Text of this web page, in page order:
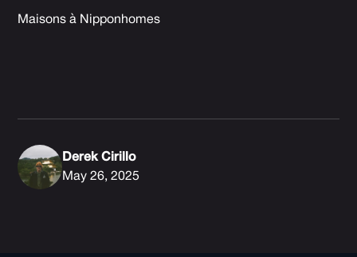
Maisons à Nipponhomes
Derek Cirillo
May 26, 2025